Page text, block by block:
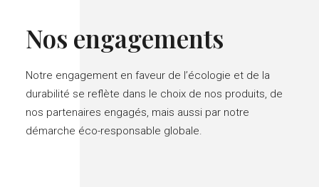
Nos engagements
Notre engagement en faveur de l’écologie et de la
durabilité se reflète dans le choix de nos produits, de
nos partenaires engagés, mais aussi par notre
démarche éco-responsable globale.